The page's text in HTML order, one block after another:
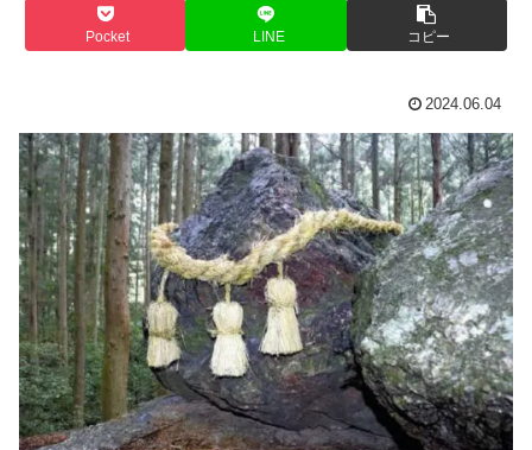
Pocket LINE コピー
2024.06.04